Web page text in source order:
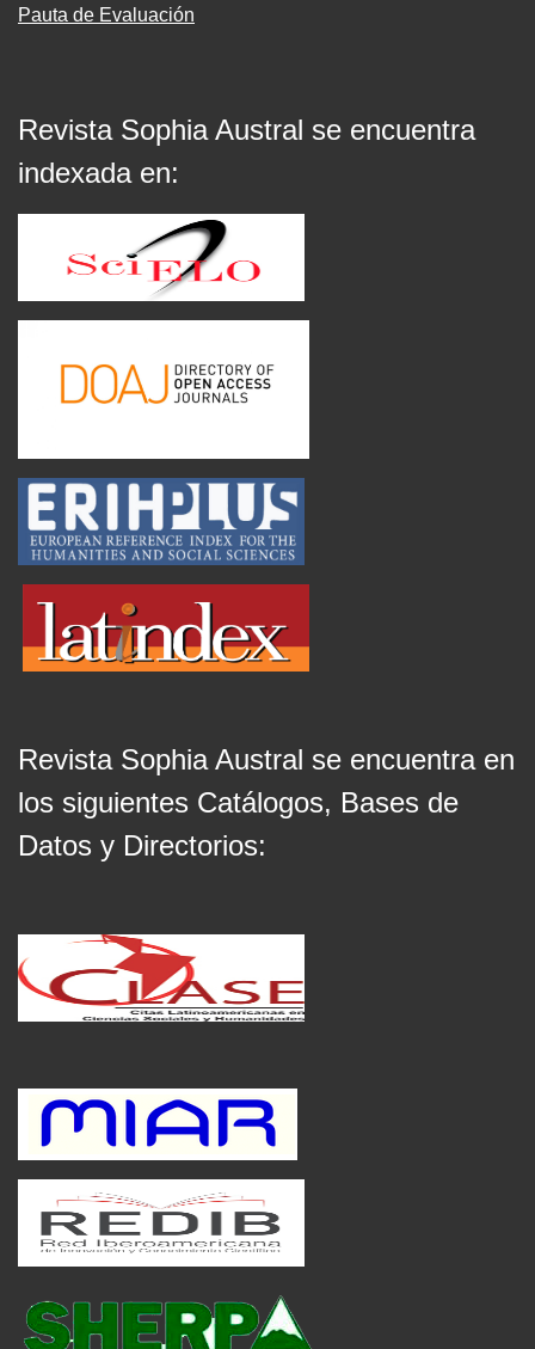
Pauta de Evaluación
Revista Sophia Austral se encuentra
indexada en:
Revista Sophia Austral se encuentra en
los siguientes Catálogos, Bases de
Datos y Directorios: